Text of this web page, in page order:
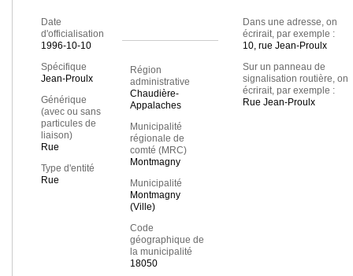
Date
d'officialisation
1996-10-10
Spécifique
Jean-Proulx
Générique
(avec ou sans
particules de
liaison)
Rue
Type d'entité
Rue
Région
administrative
Chaudière-
Appalaches
Municipalité
régionale de
comté (MRC)
Montmagny
Municipalité
Montmagny
(Ville)
Code
géographique de
la municipalité
18050
Dans une adresse, on
écrirait, par exemple :
10, rue Jean-Proulx
Sur un panneau de
signalisation routière, on
écrirait, par exemple :
Rue Jean-Proulx